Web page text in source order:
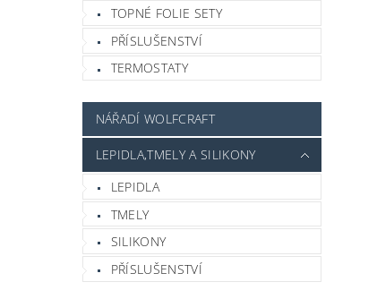
TOPNÉ FOLIE SETY
PŘÍSLUŠENSTVÍ
TERMOSTATY
NÁŘADÍ WOLFCRAFT
LEPIDLA,TMELY A SILIKONY
LEPIDLA
TMELY
SILIKONY
PŘÍSLUŠENSTVÍ